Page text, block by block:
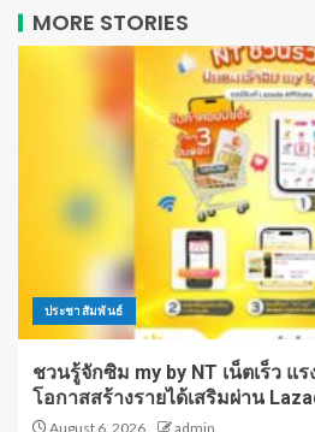
MORE STORIES
ประชาสัมพันธ์
ชวนรู้จักซิม my by NT เน็ตเร็ว แ
โอกาสสร้างรายได้เสริมผ่าน
August 6, 2026 admin